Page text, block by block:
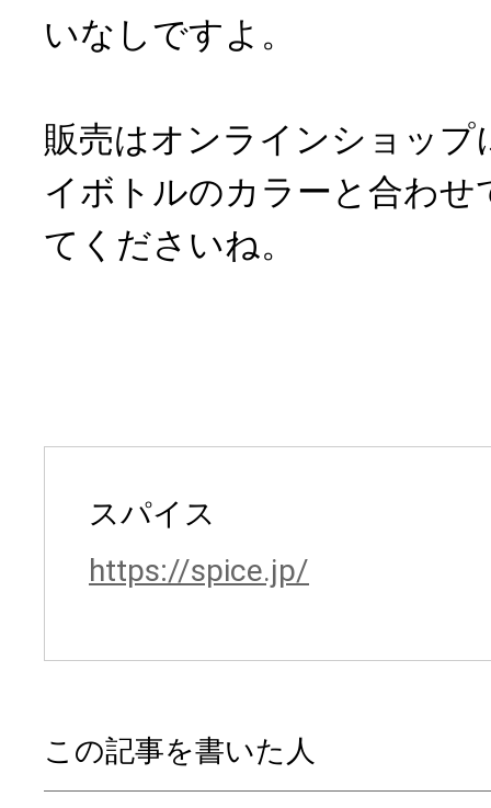
いなしですよ。
販売はオンラインショップ
イボトルのカラーと合わ
てくださいね。
スパイス
https://spice.jp/
この記事を書いた人